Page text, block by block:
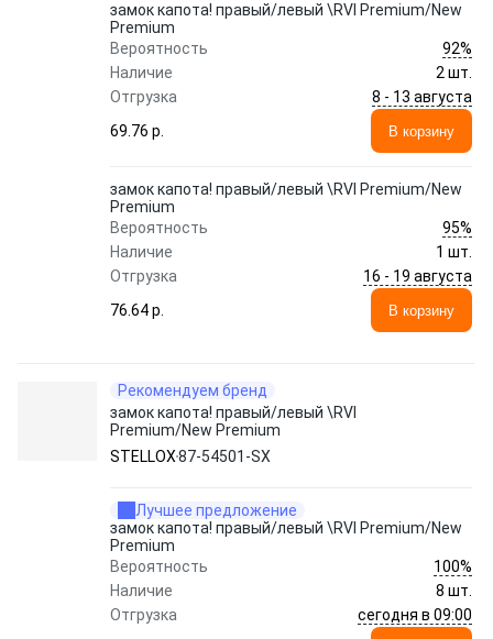
замок капота! правый/левый \RVI Premium/New
Premium
Вероятность
92%
Наличие
2 шт.
Отгрузка
8 - 13 августа
69.76 p.
В корзину
замок капота! правый/левый \RVI Premium/New
Premium
Вероятность
95%
Наличие
1 шт.
Отгрузка
16 - 19 августа
76.64 p.
В корзину
Рекомендуем бренд
замок капота! правый/левый \RVI
Premium/New Premium
STELLOX87-54501-SX
Лучшее предложение
замок капота! правый/левый \RVI Premium/New
Premium
Вероятность
100%
Наличие
8 шт.
Отгрузка
сегодня в 09:00